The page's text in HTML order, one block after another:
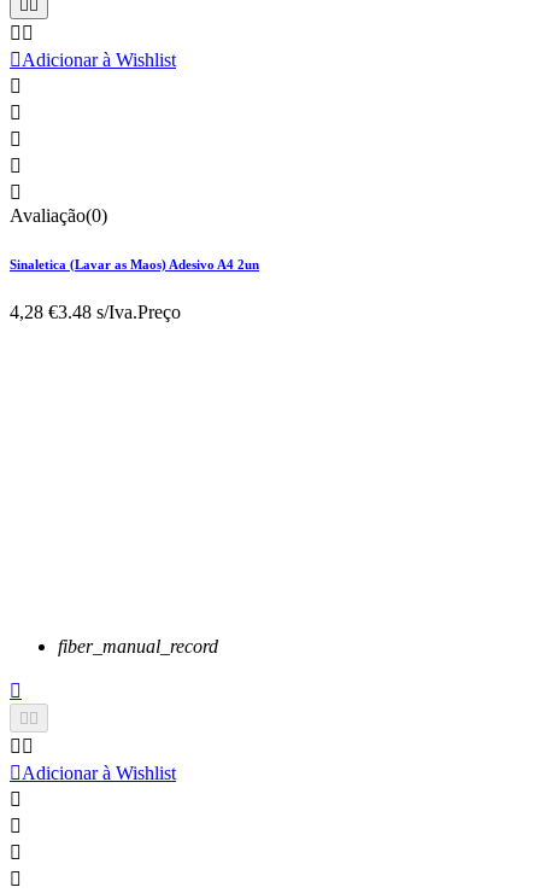
 
Adicionar à Wishlist





Avaliação(0)
Sinaletica (Lavar as Maos) Adesivo A4 2un
4,28 €3.48 s/Iva.Preço
fiber_manual_record

 
 
Adicionar à Wishlist



